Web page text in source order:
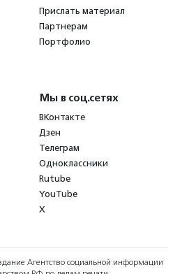
Прислать материал
Партнерам
Портфолио
Мы в соц.сетях
ВКонтакте
Дзен
Телеграм
Одноклассники
Rutube
YouTube
X
Агентство социальной информации